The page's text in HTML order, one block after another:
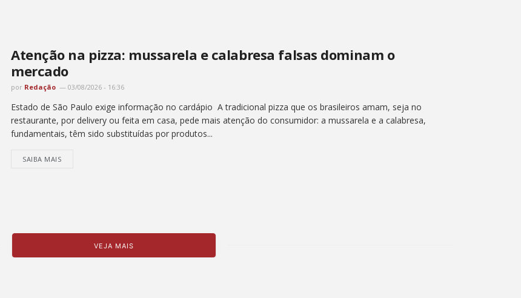
Atenção na pizza: mussarela e calabresa falsas dominam o
mercado
por Redação 03/08/2026 - 16:36
Estado de São Paulo exige informação no cardápio A tradicional pizza que os brasileiros amam, seja no
restaurante, por delivery ou feita em casa, pede mais atenção do consumidor: a mussarela e a calabresa,
fundamentais, têm sido substituídas por produtos...
SAIBA MAIS
VEJA MAIS